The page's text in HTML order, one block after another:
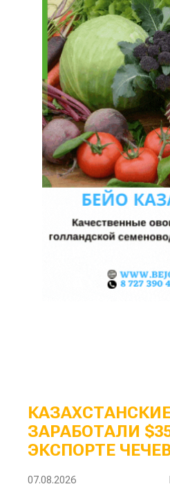
ЗАРАБОТАЛИ
ЭКСПОРТЕ
07.08.2026